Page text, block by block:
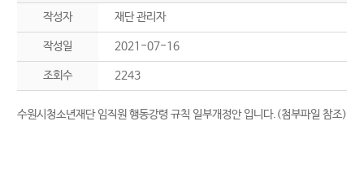
작성자 재단 관리자
작성일 2021-07-16
조회수 2243
수원시청소년재단 임직원 행동강령 규칙 일부개정안 입니다.(첨부파일 참조)